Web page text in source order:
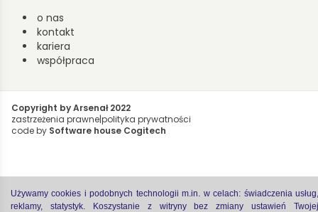
Używamy cookies i podobnych technologii m.in. w celach: świadczenia usług,
reklamy, statystyk. Koszystanie z witryny bez zmiany ustawień Twojej
o nas
kontakt
kariera
współpraca
Copyright by Arsenał 2022
zastrzeżenia prawne|polityka prywatności
code by Software house Cogitech